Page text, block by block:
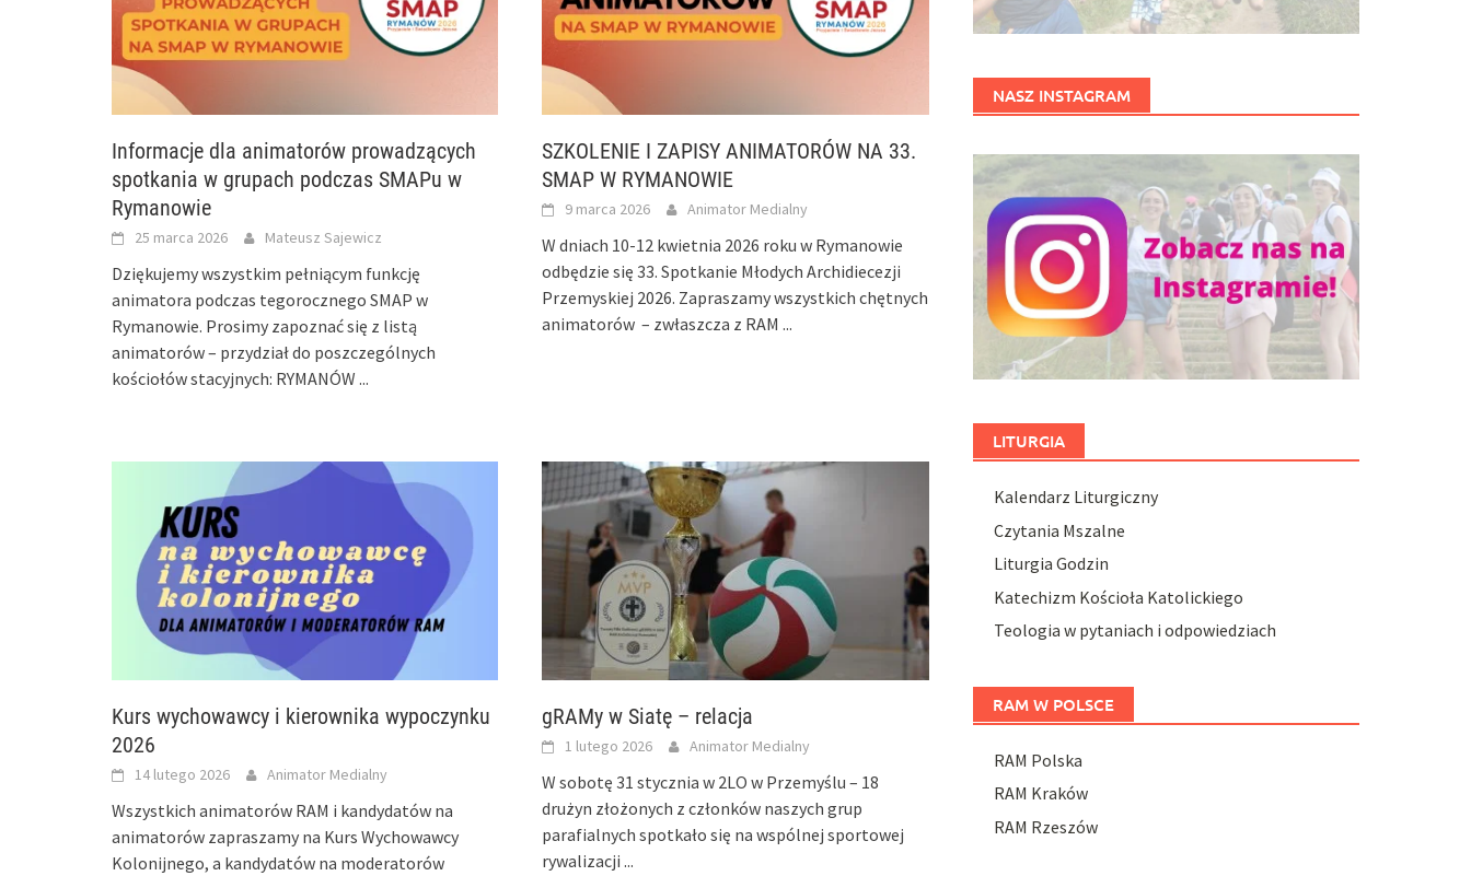
Informacje dla animatorów prowadzących
spotkania w grupach podczas SMAPu w
Rymanowie
25 marca 2026 Mateusz Sajewicz
Dziękujemy wszystkim pełniącym funkcję
animatora podczas tegorocznego SMAP w
Rymanowie. Prosimy zapoznać się z listą
animatorów – przydział do poszczególnych
kościołów stacyjnych: RYMANÓW ...
SZKOLENIE I ZAPISY ANIMATORÓW NA 33.
SMAP W RYMANOWIE
9 marca 2026 Animator Medialny
W dniach 10-12 kwietnia 2026 roku w Rymanowie
odbędzie się 33. Spotkanie Młodych Archidiecezji
Przemyskiej 2026. Zapraszamy wszystkich chętnych
animatorów – zwłaszcza z RAM...
Kurs wychowawcy i kierownika wypoczynku
2026
14 lutego 2026 Animator Medialny
Wszystkich animatorów RAM i kandydatów na
animatorów zapraszamy na Kurs Wychowawcy
Kolonijnego, a kandydatów na moderatorów
gRAMy w Siatę – relacja
1 lutego 2026 Animator Medialny
W sobotę 31 stycznia w 2LO w Przemyślu – 18
drużyn złożonych z członków naszych grup
parafialnych spotkało się na wspólnej sportowej
rywalizacji...
NASZ INSTAGRAM
LITURGIA
Kalendarz Liturgiczny
Czytania Mszalne
Liturgia Godzin
Katechizm Kościoła Katolickiego
Teologia w pytaniach i odpowiedziach
RAM W POLSCE
RAM Polska
RAM Kraków
RAM Rzeszów